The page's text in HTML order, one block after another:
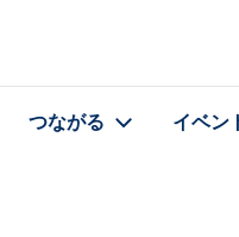
つながる イベン